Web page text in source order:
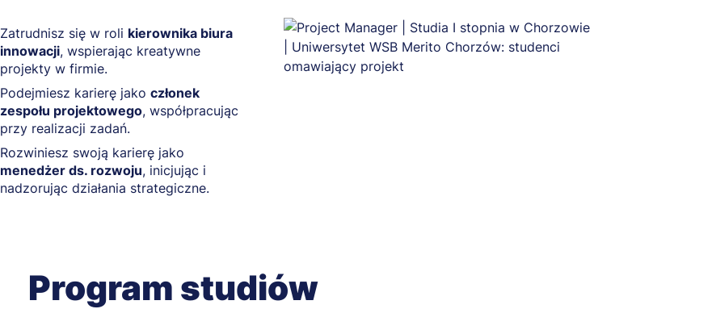
Zatrudnisz się w roli kierownika biura
innowacji, wspierając kreatywne
projekty w firmie.
Podejmiesz karierę jako członek
zespołu projektowego, współpracując
przy realizacji zadań.
Rozwiniesz swoją karierę jako
menedżer ds. rozwoju, inicjując i
nadzorując działania strategiczne.
Program studiów